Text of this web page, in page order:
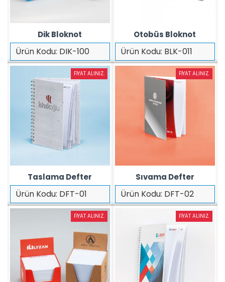
Ürün Kodu: DIK-100
Dik Bloknot
Ürün Kodu: BLK-011
Otobüs Bloknot
FIYAT ALINIZ.
Ürün Kodu: DFT-01
Taslama Defter
FIYAT ALINIZ.
Ürün Kodu: DFT-02
Sıvama Defter
FIYAT ALINIZ. FIYAT ALINIZ.